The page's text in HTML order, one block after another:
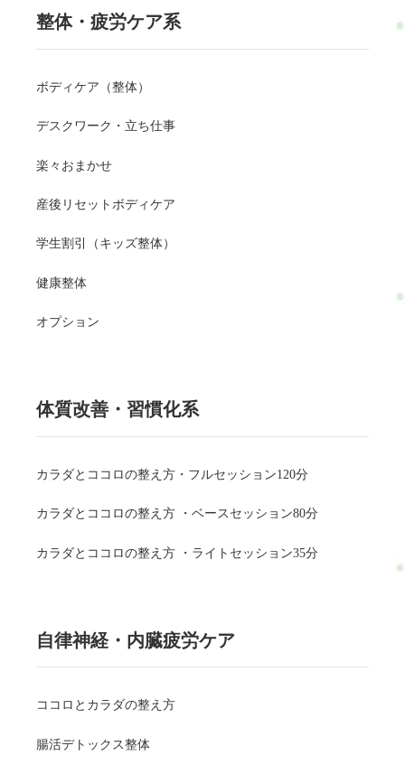
整体・疲労ケア系
ボディケア（整体）
デスクワーク・立ち仕事
楽々おまかせ
産後リセットボディケア
学生割引（キッズ整体）
健康整体
オプション
体質改善・習慣化系
カラダとココロの整え方・フルセッション120分
カラダとココロの整え方 ・ベースセッション80分
カラダとココロの整え方 ・ライトセッション35分
自律神経・内臓疲労ケア
ココロとカラダの整え方
腸活デトックス整体